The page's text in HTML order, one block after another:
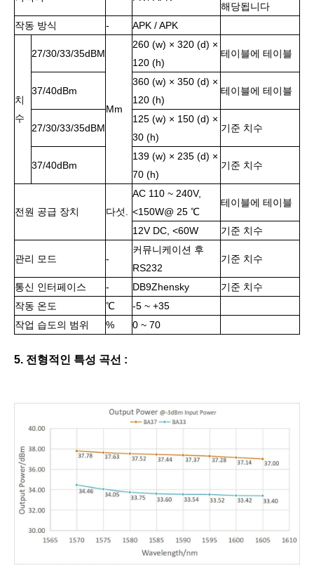
해당됩니다
작동 방식
- APK / APK
치
수
27/30/33/35dBM
Mm
260 (w) × 320 (d) ×
120 (h)
테이블에 테이블
37/40dBm
360 (w) × 350 (d) ×
120 (h)
테이블에 테이블
27/30/33/35dBM
125 (w) × 150 (d) ×
30 (h)
기준 치수
37/40dBm
139 (w) × 235 (d) ×
70 (h)
기준 치수
전원 공급 장치 다섯.
AC 110 ~ 240V,
<150W@ 25 ℃
테이블에 테이블
12V DC, <60W 기준 치수
관리 모드 -
커뮤니케이션 후
RS232
기준 치수
통신 인터페이스 - DB9Zhensky
기준 치수
작동 온도
℃
-5 ~ +35
작업 습도의 범위
% 0 ~ 70
5. 전형적인 특성 곡선 :